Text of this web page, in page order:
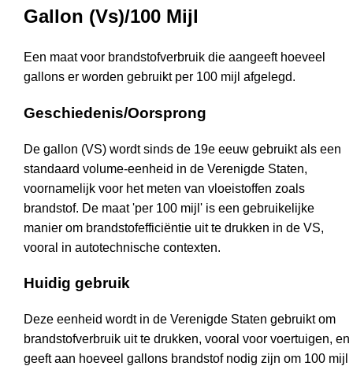
Gallon (Vs)/100 Mijl
Een maat voor brandstofverbruik die aangeeft hoeveel
gallons er worden gebruikt per 100 mijl afgelegd.
Geschiedenis/Oorsprong
De gallon (VS) wordt sinds de 19e eeuw gebruikt als een
standaard volume-eenheid in de Verenigde Staten,
voornamelijk voor het meten van vloeistoffen zoals
brandstof. De maat 'per 100 mijl' is een gebruikelijke
manier om brandstofefficiëntie uit te drukken in de VS,
vooral in autotechnische contexten.
Huidig gebruik
Deze eenheid wordt in de Verenigde Staten gebruikt om
brandstofverbruik uit te drukken, vooral voor voertuigen, en
geeft aan hoeveel gallons brandstof nodig zijn om 100 mijl